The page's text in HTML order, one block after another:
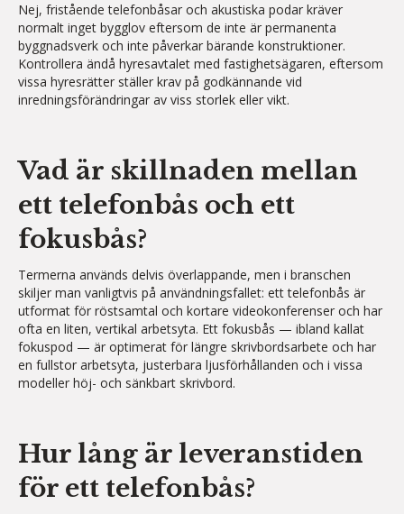
Nej, fristående telefonbåsar och akustiska podar kräver
normalt inget bygglov eftersom de inte är permanenta
byggnadsverk och inte påverkar bärande konstruktioner.
Kontrollera ändå hyresavtalet med fastighetsägaren, eftersom
vissa hyresrätter ställer krav på godkännande vid
inredningsförändringar av viss storlek eller vikt.
Vad är skillnaden mellan
ett telefonbås och ett
fokusbås?
Termerna används delvis överlappande, men i branschen
skiljer man vanligtvis på användningsfallet: ett telefonbås är
utformat för röstsamtal och kortare videokonferenser och har
ofta en liten, vertikal arbetsyta. Ett fokusbås — ibland kallat
fokuspod — är optimerat för längre skrivbordsarbete och har
en fullstor arbetsyta, justerbara ljusförhållanden och i vissa
modeller höj- och sänkbart skrivbord.
Hur lång är leveranstiden
för ett telefonbås?